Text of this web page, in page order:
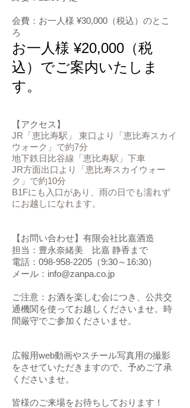
会費：お一人様 ¥30,000（税込）のとこ
ろ
お一人様 ¥20,000（税
込）でご案内いたしま
す。
​【アクセス】
JR「恵比寿駅」 東口より「恵比寿スカイ
ウォーク」で約7分
地下鉄日比谷線「恵比寿駅」下車
JR方面出口より「恵比寿スカイウォー
ク」で約10分
B1Fにも入口があり、雨の日でも濡れず
にお越しになれます。
【お問い合わせ】有限会社比嘉酒造
担当：豊永奈緒美 比嘉 静香まで
電話：098-958-2205（9:30～16:30）
メール：info@zanpa.co.jp
ご注意：お酒を楽しむ会につき、公共交
通機関を使ってお越しくださいませ。時
間厳守でご参加くださいませ。
広報用web動画やスチール写真用の撮影
をさせていただきますので、予めご了承
くださいませ。
皆様のご来場をお待ちしております！